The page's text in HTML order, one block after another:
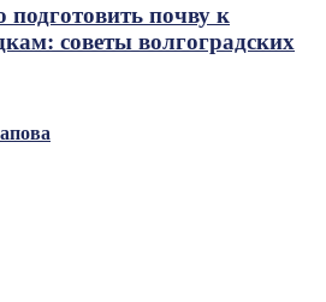
почву к
советы волгоградских